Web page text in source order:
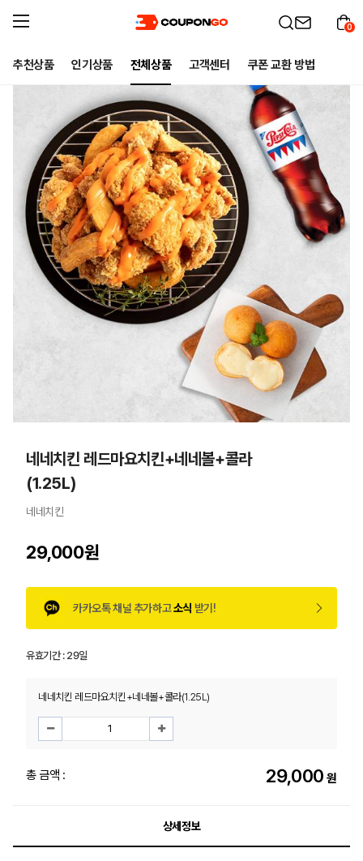
추천상품 인기상품 전체상품 고객센터 쿠폰 교환 방법
0
네네치킨 레드마요치킨+네네볼+콜라
(1.25L)
네네치킨
29,000원
카카오톡 채널 추가하고소식 받기!
유효기간 :29일
네네치킨 레드마요치킨+네네볼+콜라(1.25L)
총 금액 : 29,000 원
상세정보